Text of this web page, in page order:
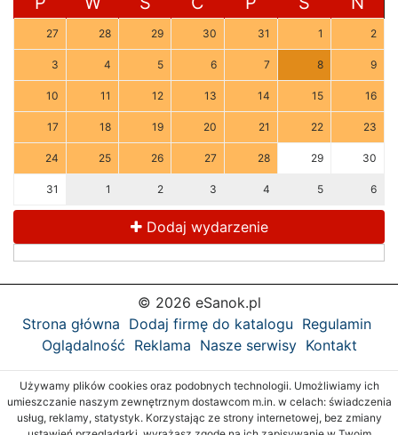
27 28 29 30 31 1 2
3 4 5 6 7 8 9
10 11 12 13 14 15 16
17 18 19 20 21 22 23
24 25 26 27 28 29 30
31 1 2 3 4 5 6
Dodaj wydarzenie
© 2026 eSanok.pl
Strona główna Dodaj firmę do katalogu Regulamin
Oglądalność Reklama Nasze serwisy Kontakt
Używamy plików cookies oraz podobnych technologii. Umożliwiamy ich
umieszczanie naszym zewnętrznym dostawcom m.in. w celach: świadczenia
usług, reklamy, statystyk. Korzystając ze strony internetowej, bez zmiany